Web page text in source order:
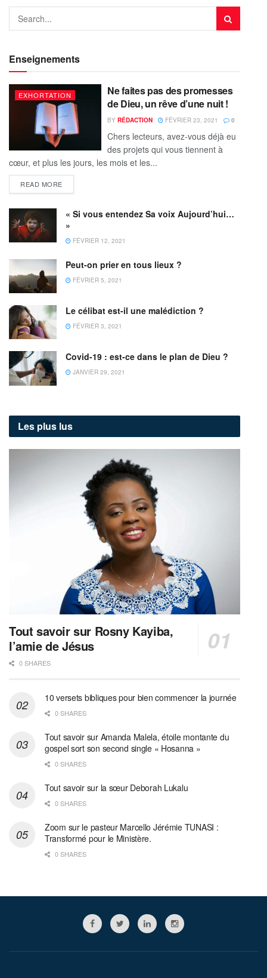
Enseignements
EXHORTATION
Ne faites pas des promesses
de Dieu, un rêve d’une nuit !
BY RÉDACTION FÉVRIER 23, 2021 0
Chers lecteurs, avez-vous déjà eu
des projets qui vous tiennent à
cœur, et plus les jours, les mois et les...
READ MORE
« Si vous entendez Sa voix Aujourd’hui…
»
FÉVRIER 12, 2021
Peut-on prier en tous lieux ?
FÉVRIER 5, 2021
Le célibat est-il une malédiction ?
FÉVRIER 3, 2021
Covid-19 : est-ce dans le plan de Dieu ?
JANVIER 29, 2021
Les plus lus
Tout savoir sur Rosny Kayiba,
l’amie de Jésus
0 SHARES
10 versets bibliques pour bien commencer la journée
0 SHARES
Tout savoir sur Amanda Malela, étoile montante du
gospel sort son second single « Hosanna »
0 SHARES
Tout savoir sur la sœur Deborah Lukalu
0 SHARES
Zoom sur le pasteur Marcello Jérémie TUNASI :
Transformé pour le Ministère.
0 SHARES